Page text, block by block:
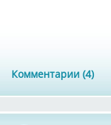
Комментарии (4)